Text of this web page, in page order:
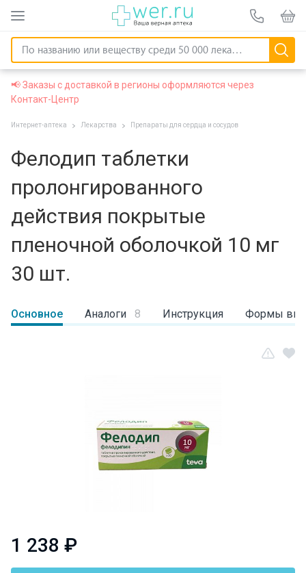
📢 Заказы с доставкой в регионы оформляются через
Контакт-Центр
Интернет-аптека Лекарства Препараты для сердца и сосудов
Фелодип таблетки
пролонгированного
действия покрытые
пленочной оболочкой 10 мг
30 шт.
Основное Аналоги 8 Инструкция Формы
1 238 ₽